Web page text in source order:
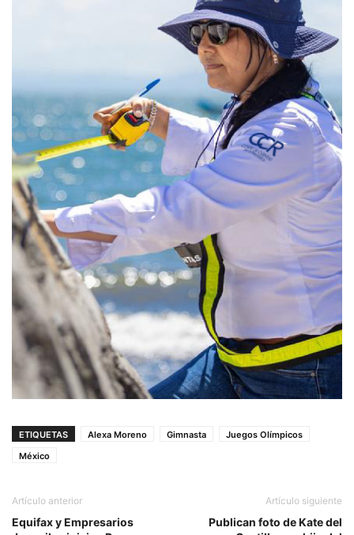
ETIQUETAS Alexa Moreno Gimnasta
Juegos Olímpicos
México
Artículo anterior
Equifax y Empresarios
Artículo siguiente
Publican foto de Kate del